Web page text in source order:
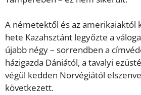
A németektől és az amerikaiaktól
hete Kazahsztánt legyőzte a
újabb négy – sorrendben a
házigazda Dániától, a tavalyi
végül kedden Norvégiától
következett.